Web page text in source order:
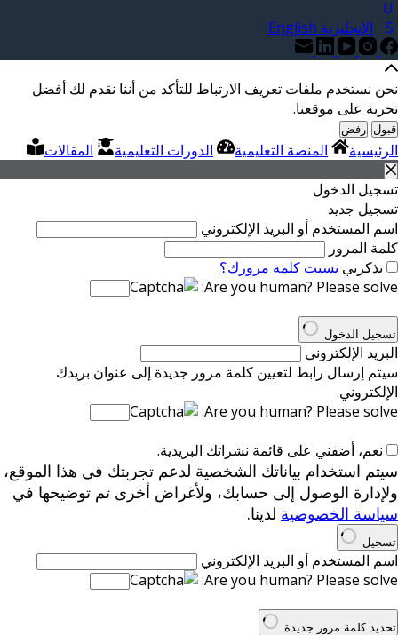
الإنجليزية English
نحن نستخدم ملفات تعريف الارتباط للتأكد من أننا نقدم لك أفضل
تجربة على موقعنا.
قبول رفض
الرئيسية المنصة التعليمية الدورات التعليمية
المقالات
تسجيل الدخول
تسجيل جديد
اسم المستخدم أو البريد الإلكتروني
كلمة المرور
تذكرني نسيت كلمة مرورك؟
Are you human? Please solve:
تسجيل الدخول
البريد الإلكتروني
سيتم إرسال رابط لتعيين كلمة مرور جديدة إلى عنوان بريدك
الإلكتروني.
Are you human? Please solve:
نعم، أضفني على قائمة نشراتك البريدية.
سيتم استخدام بياناتك الشخصية لدعم تجربتك في هذا الموقع،
ولإدارة الوصول إلى حسابك، ولأغراض أخرى تم توضيحها في
سياسة الخصوصية لدينا.
تسجيل
اسم المستخدم أو البريد الإلكتروني
Are you human? Please solve:
تحديد كلمة مرور جديدة